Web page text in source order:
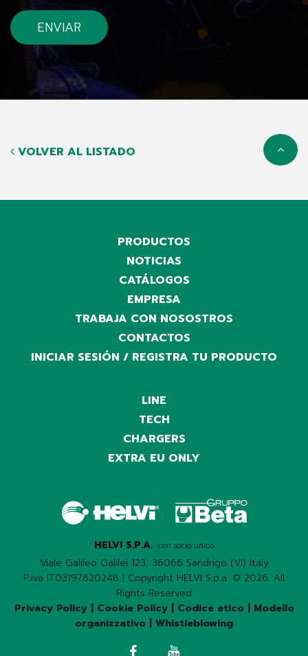
VOLVER AL LISTADO
PRODUCTOS
NOTICIAS
CATÁLOGOS
EMPRESA
TRABAJA CON NOSOSTROS
CONTACTOS
INICIAR SESIÓN / REGISTRA TU PRODUCTO
LINE
TECH
CHARGERS
EXTRA EU ONLY
HELVI S.P.A. con socio unico
Viale Galileo Galilei 123, 36066 Sandrigo (VI) Italy
P.iva IT03197820248 | Copyright HELVI S.p.a. © 2026. All
Rights Reserved
Privacy Policy| Cookie Policy| Codice etico| Modello
organizzativo
Whistleblowing